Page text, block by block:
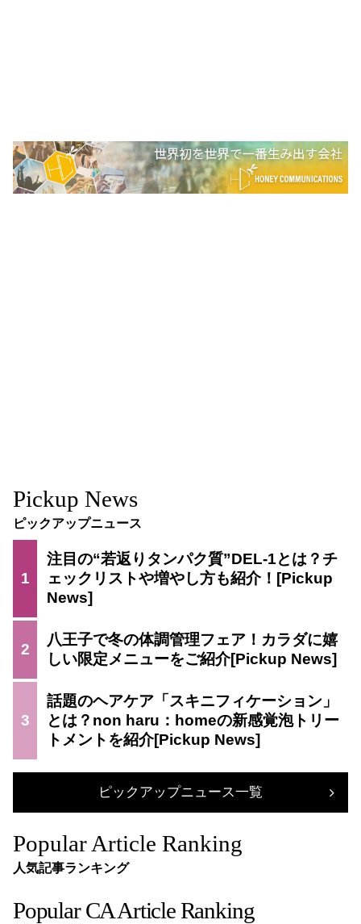
Pickup News
ピックアップニュース
1
注目の“若返りタンパク質”DEL-1とは？チ
ェックリストや増やし方も紹介！
2
八王子で冬の体調管理フェア！カラダに嬉
しい限定メニューをご紹介
3
話題のヘアケア「スキニフィケーション」
とは？non haru：homeの新感覚泡トリー
トメントを紹介
ピックアップニュース一覧
Popular Article Ranking
人気記事ランキング
Popular CA Article Ranking